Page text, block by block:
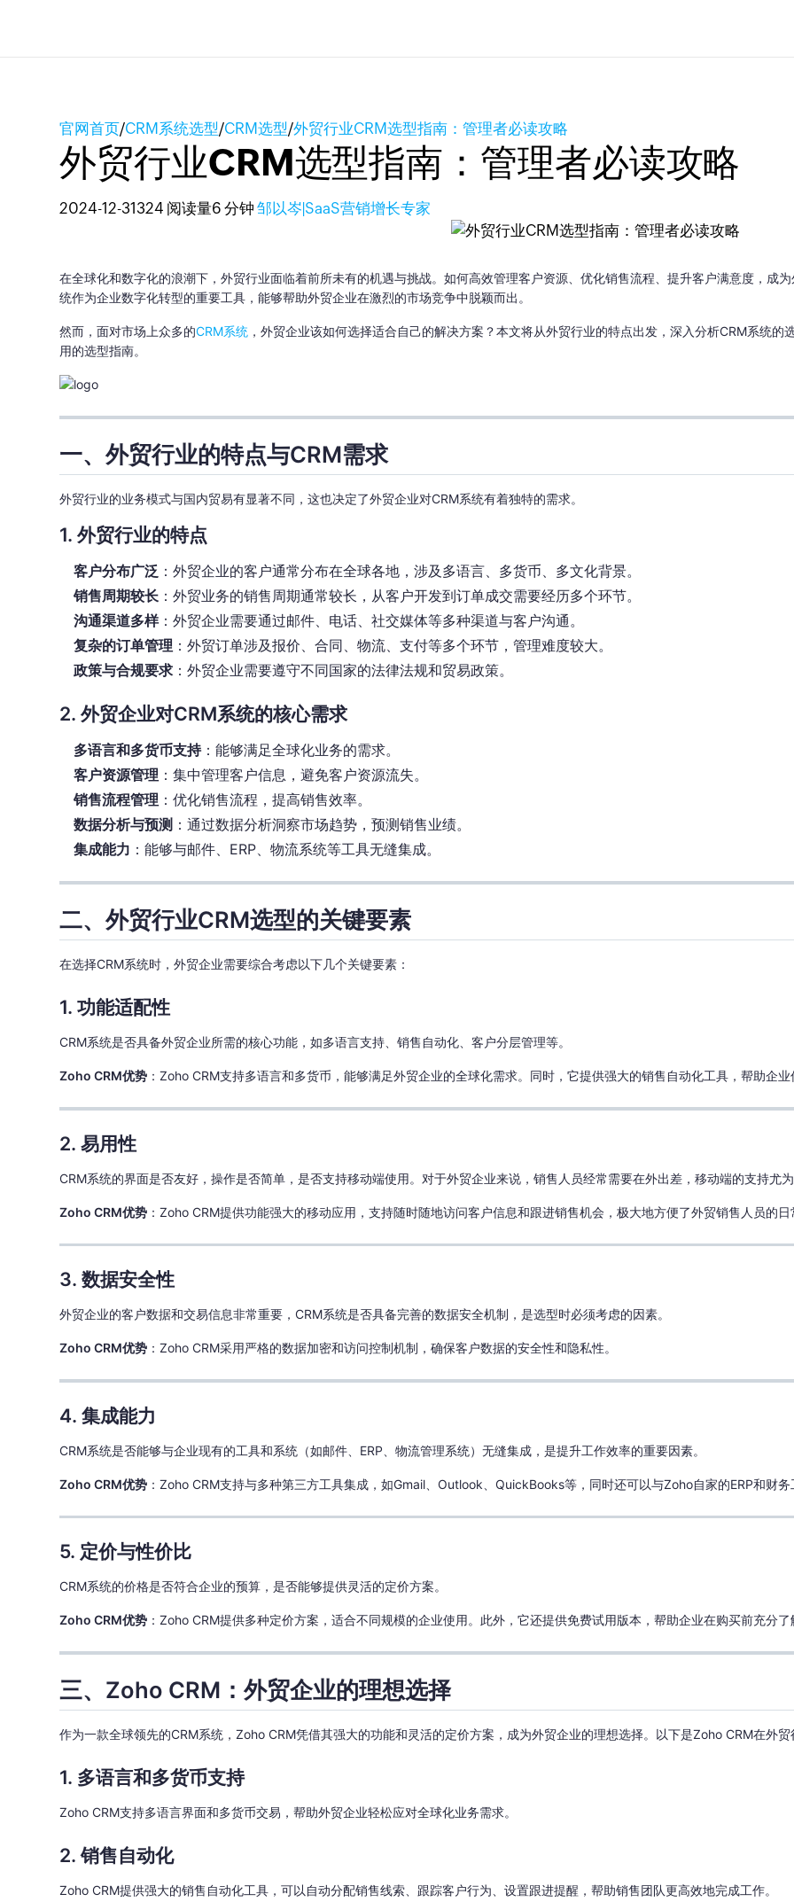
官网首页/CRM系统选型/CRM选型/外贸行业CRM选型指南：管理者必读攻略
外贸行业CRM选型指南：管理者必读攻略
2024-12-31 324 阅读量6 分钟 邹以岑|SaaS营销增长专家
在全球化和数字化的浪潮下，外贸行业面临着前所未有的机遇与挑战。如何高效管理客户资源、优化销售流程、提升客户满意度，成
统作为企业数字化转型的重要工具，能够帮助外贸企业在激烈的市场竞争中脱颖而出。
然而，面对市场上众多的CRM系统 ，外贸企业该如何选择适合自己的解决方案？本文将从外贸行业的特点出发，深入分析CRM系统
用的选型指南。
一、外贸行业的特点与CRM需求
外贸行业的业务模式与国内贸易有显著不同，这也决定了外贸企业对CRM系统有着独特的需求。
1. 外贸行业的特点
客户分布广泛 ：外贸企业的客户通常分布在全球各地，涉及多语言、多货币、多文化背景。
销售周期较长 ：外贸业务的销售周期通常较长，从客户开发到订单成交需要经历多个环节。
沟通渠道多样：外贸企业需要通过邮件、电话、社交媒体等多种渠道与客户沟通。
复杂的订单管理 ：外贸订单涉及报价、合同、物流、支付等多个环节，管理难度较大。
政策与合规要求 ：外贸企业需要遵守不同国家的法律法规和贸易政策。
2. 外贸企业对CRM系统的核心需求
多语言和多货币支持：能够满足全球化业务的需求。
客户资源管理 ：集中管理客户信息，避免客户资源流失。
销售流程管理 ：优化销售流程，提高销售效率。
数据分析与预测 ：通过数据分析洞察市场趋势，预测销售业绩。
集成能力 ：能够与邮件、ERP、物流系统等工具无缝集成。
二、外贸行业CRM选型的关键要素
在选择CRM系统时，外贸企业需要综合考虑以下几个关键要素：
1. 功能适配性
CRM系统是否具备外贸企业所需的核心功能，如多语言支持、销售自动化、客户分层管理等。
Zoho CRM优势 ：Zoho CRM支持多语言和多货币，能够满足外贸企业的全球化需求。同时，它提供强大的销售自动化工具，帮助企业
2. 易用性
CRM系统的界面是否友好，操作是否简单，是否支持移动端使用。对于外贸企业来说，销售人员经常需要在外出差，移动端的支持尤为
Zoho CRM优势 ：Zoho CRM提供功能强大的移动应用，支持随时随地访问客户信息和跟进销售机会，极大地方便了外贸销售人员的日
3. 数据安全性
外贸企业的客户数据和交易信息非常重要，CRM系统是否具备完善的数据安全机制，是选型时必须考虑的因素。
Zoho CRM优势 ：Zoho CRM采用严格的数据加密和访问控制机制，确保客户数据的安全性和隐私性。
4. 集成能力
CRM系统是否能够与企业现有的工具和系统（如邮件、ERP、物流管理系统）无缝集成，是提升工作效率的重要因素。
Zoho CRM优势 ：Zoho CRM支持与多种第三方工具集成，如Gmail、Outlook、QuickBooks等，同时还可以与Zoho自家的ERP和财务
5. 定价与性价比
CRM系统的价格是否符合企业的预算，是否能够提供灵活的定价方案。
Zoho CRM优势 ：Zoho CRM提供多种定价方案，适合不同规模的企业使用。此外，它还提供免费试用版本，帮助企业在购买前充分了
三、Zoho CRM：外贸企业的理想选择
作为一款全球领先的CRM系统，Zoho CRM凭借其强大的功能和灵活的定价方案，成为外贸企业的理想选择。以下是Zoho CRM在外贸
1. 多语言和多货币支持
Zoho CRM支持多语言界面和多货币交易，帮助外贸企业轻松应对全球化业务需求。
2. 销售自动化
Zoho CRM提供强大的销售自动化工具，可以自动分配销售线索、跟踪客户行为、设置跟进提醒，帮助销售团队更高效地完成工作。